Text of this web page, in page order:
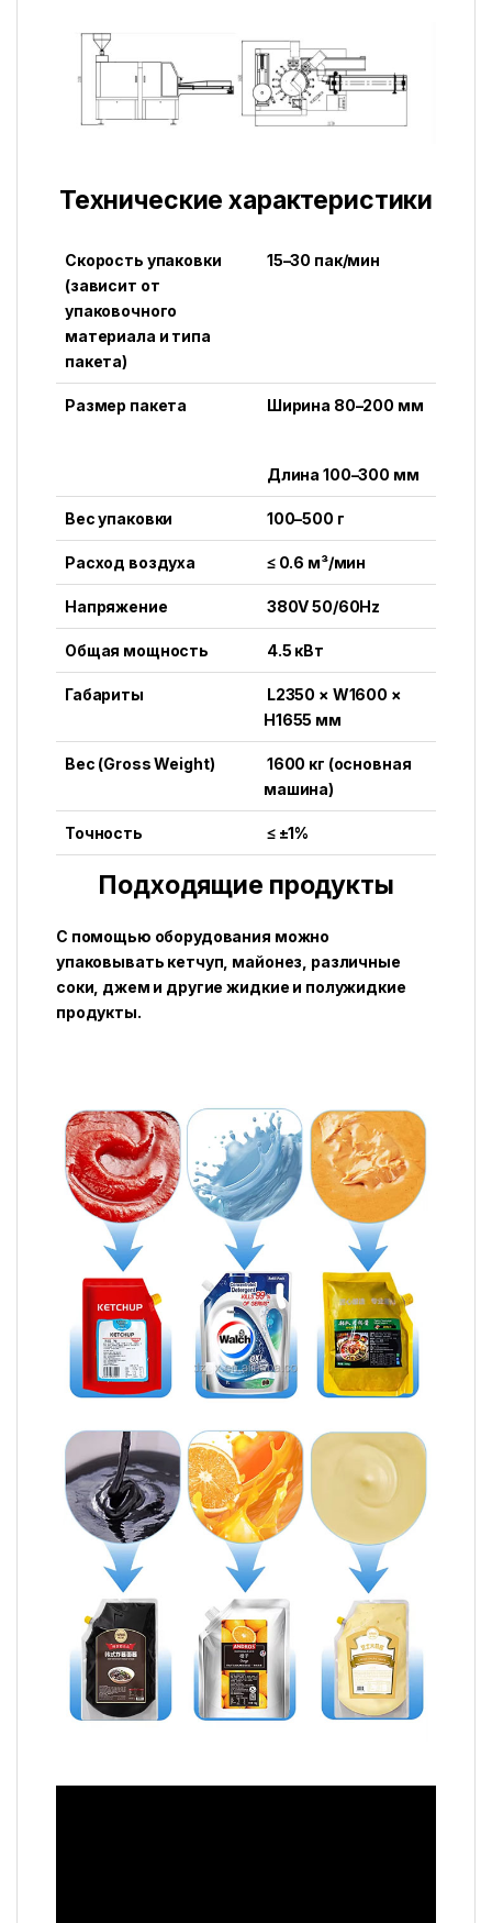
Технические характеристики
Скорость упаковки
(зависит от
упаковочного
материала и типа
пакета)
15–30 пак/мин
Размер пакета Ширина 80–200 мм
Длина 100–300 мм
Вес упаковки 100–500 г
Расход воздуха ≤ 0.6 м³/мин
Напряжение 380V 50/60Hz
Общая мощность 4.5 кВт
Габариты
L2350 × W1600 ×
H1655 мм
Вес (Gross Weight)
1600 кг (основная
машина)
Точность ≤ ±1%
Подходящие продукты
С помощью оборудования можно
упаковывать кетчуп, майонез, различные
соки, джем и другие жидкие и полужидкие
продукты.